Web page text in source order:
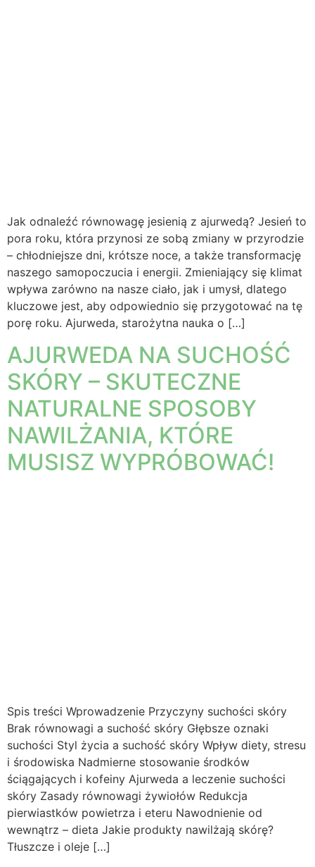
Jak odnaleźć równowagę jesienią z ajurwedą? Jesień to
pora roku, która przynosi ze sobą zmiany w przyrodzie
– chłodniejsze dni, krótsze noce, a także transformację
naszego samopoczucia i energii. Zmieniający się klimat
wpływa zarówno na nasze ciało, jak i umysł, dlatego
kluczowe jest, aby odpowiednio się przygotować na tę
porę roku. Ajurweda, starożytna nauka o […]
AJURWEDA NA SUCHOŚĆ
SKÓRY – SKUTECZNE
NATURALNE SPOSOBY
NAWILŻANIA, KTÓRE
MUSISZ WYPRÓBOWAĆ!
Spis treści Wprowadzenie Przyczyny suchości skóry
Brak równowagi a suchość skóry Głębsze oznaki
suchości Styl życia a suchość skóry Wpływ diety, stresu
i środowiska Nadmierne stosowanie środków
ściągających i kofeiny Ajurweda a leczenie suchości
skóry Zasady równowagi żywiołów Redukcja
pierwiastków powietrza i eteru Nawodnienie od
wewnątrz – dieta Jakie produkty nawilżają skórę?
Tłuszcze i oleje […]